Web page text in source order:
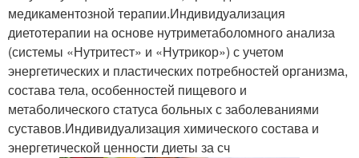
медикаментозной терапии.Индивидуализация
диетотерапии на основе нутриметаболомного анализа
(системы «Нутритест» и «Нутрикор») с учетом
энергетических и пластических потребностей организма,
состава тела, особенностей пищевого и
метаболического статуса больных с заболеваниями
суставов.Индивидуализация химического состава и
энергетической ценности диеты за сч